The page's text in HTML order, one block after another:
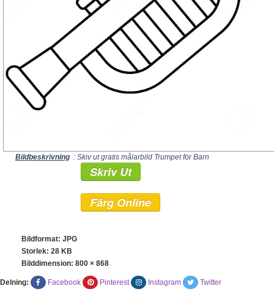
Bildbeskrivning : Skiv ut gratis målarbild Trumpet för Barn
Skriv Ut
Färg Online
Bildformat: JPG
Storlek: 28 KB
Bilddimension: 800 × 868
Delning: Facebook Pinterest Instagram Twitter